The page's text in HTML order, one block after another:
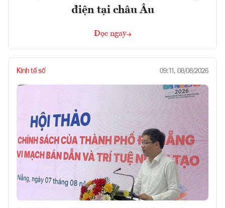
điện tại châu Âu
Đọc ngay
Kinh tế số 09:11, 08/08/2026